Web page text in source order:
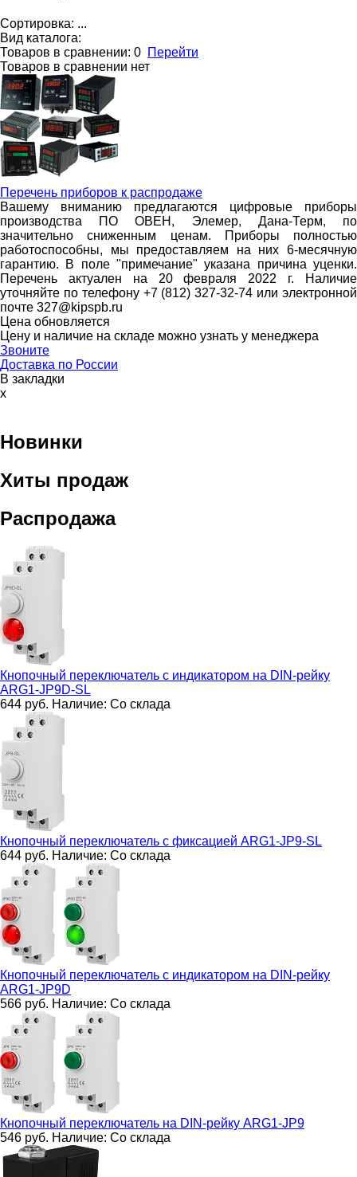
Сортировка: ...
Вид каталога:
Товаров в сравнении: 0 Перейти
Товаров в сравнении нет
Перечень приборов к распродаже
Вашему вниманию предлагаются цифровые приборы
производства ПО ОВЕН, Элемер, Дана-Терм, по
значительно сниженным ценам. Приборы полностью
работоспособны, мы предоставляем на них 6-месячную
гарантию. В поле "примечание" указана причина уценки.
Перечень актуален на 20 февраля 2022 г. Наличие
уточняйте по телефону +7 (812) 327-32-74 или электронной
почте 327@kipspb.ru
Цена обновляется
Цену и наличие на складе можно узнать у менеджера
Звоните
Доставка по России
В закладки
x
Новинки
Хиты продаж
Распродажа
Кнопочный переключатель с индикатором на DIN-рейку
ARG1-JP9D-SL
644 руб. Наличие: Со склада
Кнопочный переключатель с фиксацией ARG1-JP9-SL
644 руб. Наличие: Со склада
Кнопочный переключатель с индикатором на DIN-рейку
ARG1-JP9D
566 руб. Наличие: Со склада
Кнопочный переключатель на DIN-рейку ARG1-JP9
546 руб. Наличие: Со склада